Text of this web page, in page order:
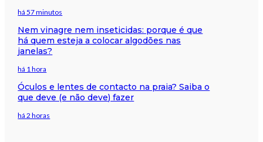
há 57 minutos
Nem vinagre nem inseticidas: porque é que
há quem esteja a colocar algodões nas
janelas?
há 1 hora
Óculos e lentes de contacto na praia? Saiba o
que deve (e não deve) fazer
há 2 horas